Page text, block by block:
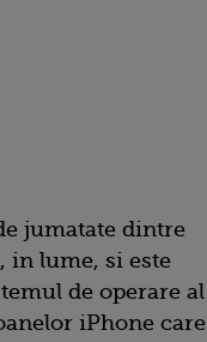
jumatate dintre
lume, si este
de operare al
iPhone care